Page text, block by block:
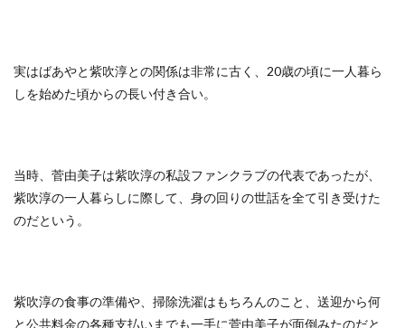
実はばあやと紫吹淳との関係は非常に古く、20歳の頃に一人暮ら
しを始めた頃からの長い付き合い。
当時、菅由美子は紫吹淳の私設ファンクラブの代表であったが、
紫吹淳の一人暮らしに際して、身の回りの世話を全て引き受けた
のだという。
紫吹淳の食事の準備や、掃除洗濯はもちろんのこと、送迎から何
と公共料金の各種支払いまでも一手に菅由美子が面倒みたのだと